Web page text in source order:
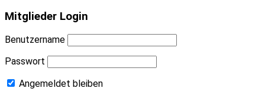
Mitglieder Login
Benutzername
Passwort
Angemeldet bleiben